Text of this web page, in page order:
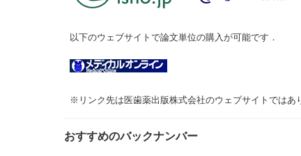
以下のウェブサイトで論文単位の購入が可能です．
※リンク先は医歯薬出版株式会社のウェブサイトではあ
おすすめのバックナンバー